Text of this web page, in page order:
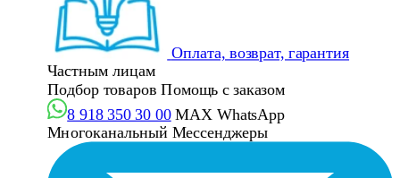
Оплата, возврат, гарантия
Частным лицам
Подбор товаров Помощь с заказом
8 918 350 30 00 MAX WhatsApp
Многоканальный Мессенджеры